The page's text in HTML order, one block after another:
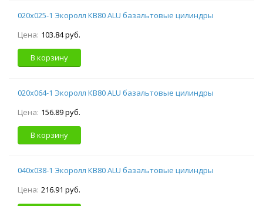
020х025-1 Экоролл КВ80 ALU базальтовые цилиндры
Цена: 103.84 руб.
В корзину
020х064-1 Экоролл КВ80 ALU базальтовые цилиндры
Цена: 156.89 руб.
В корзину
040х038-1 Экоролл КВ80 ALU базальтовые цилиндры
Цена: 216.91 руб.